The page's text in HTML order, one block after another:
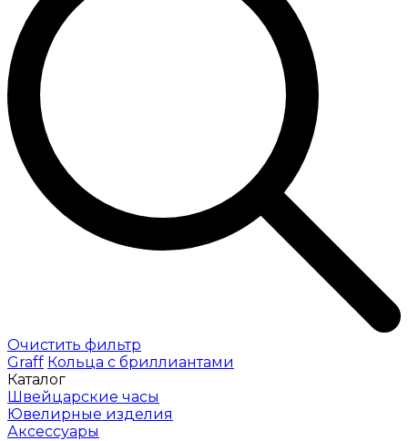
Очистить фильтр
Graff Кольца с бриллиантами
Каталог
Швейцарские часы
Ювелирные изделия
Аксессуары